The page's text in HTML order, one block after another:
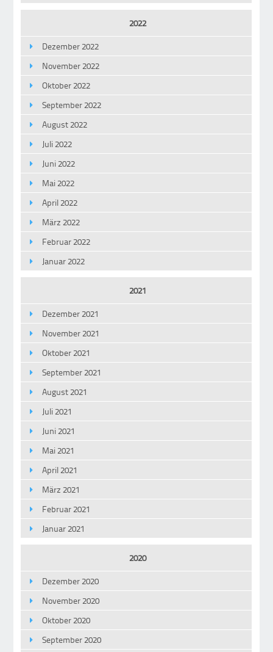
2022
Dezember 2022
November 2022
Oktober 2022
September 2022
August 2022
Juli 2022
Juni 2022
Mai 2022
April 2022
März 2022
Februar 2022
Januar 2022
2021
Dezember 2021
November 2021
Oktober 2021
September 2021
August 2021
Juli 2021
Juni 2021
Mai 2021
April 2021
März 2021
Februar 2021
Januar 2021
2020
Dezember 2020
November 2020
Oktober 2020
September 2020